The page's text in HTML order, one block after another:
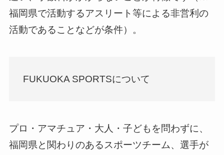
福岡県で活動するアスリート等による非営利の
活動であることなどが条件）。
FUKUOKA SPORTSについて
プロ・アマチュア・大人・子どもを問わずに、
福岡県と関わりのあるスポーツチーム、選手が